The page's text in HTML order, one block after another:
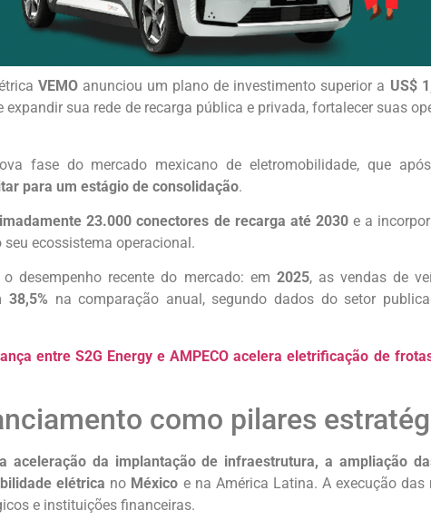
VEMO anunciou um plano de investimento superior a US$
expandir sua rede de recarga pública e privada, fortalecer suas
fase do mercado mexicano de eletromobilidade, que
para um estágio de consolidação.
23.000 conectores de recarga até 2030e a
seu ecossistema operacional.
desempenho recente do mercado: em 2025, as vendas de
38,5% na comparação anual, segundo dados do setor
entre S2G Energy e AMPECO acelera eletrificação de
como pilares
a aceleração da implantação de infraestrutura, a ampliação
elétrica no México e na América Latina. A execução das
e instituições financeiras.